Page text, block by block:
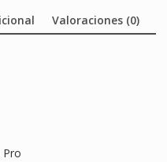
Valoraciones (0)
Pro